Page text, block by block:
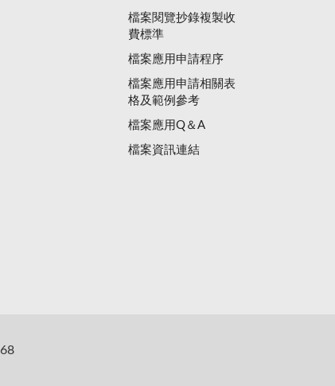
檔案閱覽抄錄複製收
費標準
檔案應用申請程序
檔案應用申請相關表
格及範例參考
檔案應用Q＆A
檔案資訊連結